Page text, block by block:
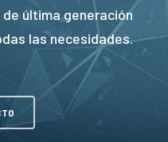
última generación
las necesidades.